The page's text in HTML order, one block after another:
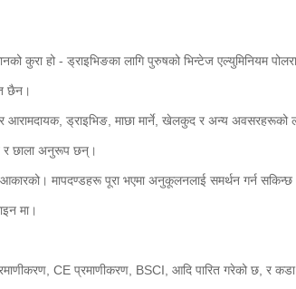
कुरा हो - ड्राइभिङका लागि पुरुषको भिन्टेज एल्युमिनियम
छैन।
र आरामदायक, ड्राइभिङ, माछा मार्ने, खेलकुद र अन्य अवसरहरूको
र छाला अनुरूप छन्।
मापदण्डहरू पूरा भएमा अनुकूलनलाई समर्थन गर्न
मा।
CE प्रमाणीकरण, BSCI, आदि पारित गरेको छ, र